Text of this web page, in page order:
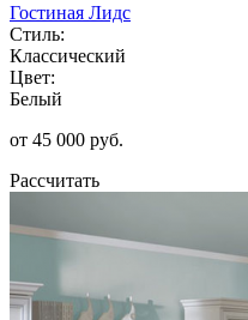
Гостиная Лидс
Стиль:
Классический
Цвет:
Белый
от 45 000 руб.
Рассчитать